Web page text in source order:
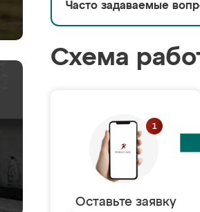
Часто задаваемые
Схема
Оставьте заявку